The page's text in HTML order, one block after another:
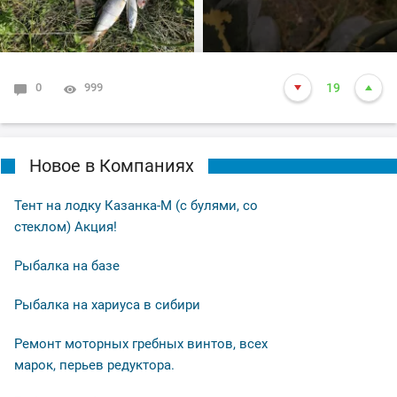
0 999 19
Новое в Компаниях
Тент на лодку Казанка-М (с булями, со
стеклом) Акция!
Рыбалка на базе
Рыбалка на хариуса в сибири
Ремонт моторных гребных винтов, всех
марок, перьев редуктора.